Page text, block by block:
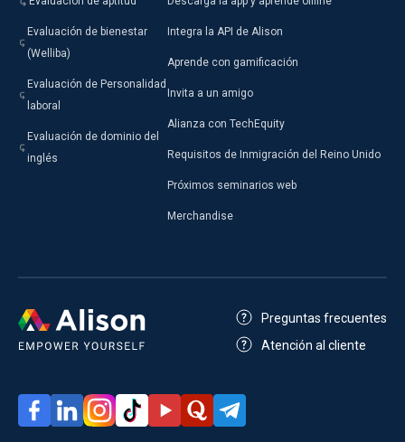
Evaluación de bienestar
(Welliba)
Evaluación de Personalidad
laboral
Evaluación de dominio del
inglés
Integra la API de Alison
Aprende con gamificación
Invita a un amigo
Alianza con TechEquity
Requisitos de Inmigración del Reino Unido
Próximos seminarios web
Merchandise
Preguntas frecuentes
Atención al cliente